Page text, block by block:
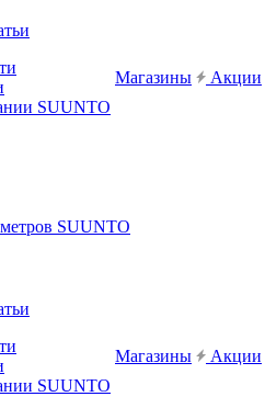
SUUNTO
Магазины Акции
SUUNTO
Магазины Акции